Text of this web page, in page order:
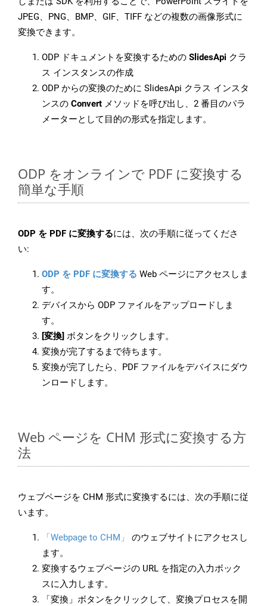
JPEG、PNG、BMP、GIF、TIFF などの複数の画像形式に
変換できます。
ODP ドキュメントを変換するための SlidesApi クラ
ス インスタンスの作成
ODP からの変換のために SlidesApi クラス インスタ
ンスの Convert メソッドを呼び出し、2 番目のパラ
メーターとして目的の形式を指定します。
ODP をオンラインで PDF に変換する
簡単な手順
ODP を PDF に変換するには、次の手順に従ってくださ
い:
ODP を PDF に変換する Web ページにアクセスしま
す。
デバイスから ODP ファイルをアップロードしま
す。
[変換] ボタンをクリックします。
変換が完了するまで待ちます。
変換が完了したら、PDF ファイルをデバイスにダウ
ンロードします。
Web ページを CHM 形式に変換する方
法
ウェブページを CHM 形式に変換するには、次の手順に従
います。
「Webpage to CHM」
のウェブサイトにアクセスし
ます。
変換するウェブページの URL を指定の入力ボック
スに入力します。
「変換」ボタンをクリックして、変換プロセスを開